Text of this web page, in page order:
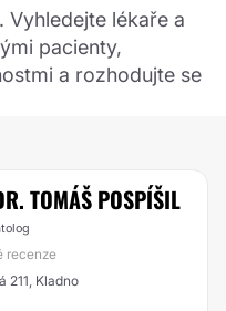
Vyhledejte lékaře a
pacienty,
a rozhodujte se
TOMÁŠ POSPÍŠIL
recenze
211, Kladno